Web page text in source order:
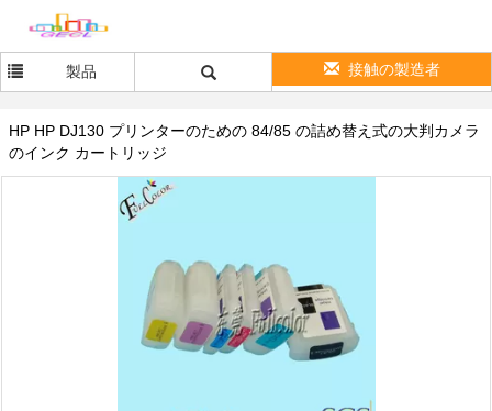
製品 接触の製造者
HP HP DJ130 プリンターのための 84/85 の詰め替え式の大判カメラ
のインク カートリッジ